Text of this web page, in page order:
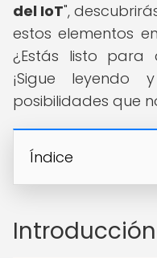
del IoT",
estos elementos
¿Estás listo para
¡Sigue leyendo
posibilidades que
Índice
Introducción